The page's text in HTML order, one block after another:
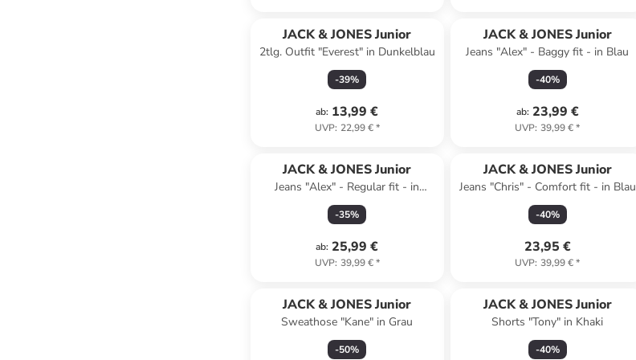
JACK & JONES Junior
2tlg. Outfit "Everest" in Dunkelblau
-39%
ab: 13,99 €
UVP: 22,99 €*
JACK & JONES Junior
Jeans "Alex" - Baggy fit - in Blau
-40%
ab: 23,99 €
UVP: 39,99 €*
JACK & JONES Junior
Jeans "Alex" - Regular fit - in
Hellblau
-35%
ab: 25,99 €
UVP: 39,99 €*
JACK & JONES Junior
Jeans "Chris" - Comfort fit - in Blau
-40%
23,95 €
UVP: 39,99 €*
JACK & JONES Junior
Sweathose "Kane" in Grau
-50%
JACK & JONES Junior
Shorts "Tony" in Khaki
-40%